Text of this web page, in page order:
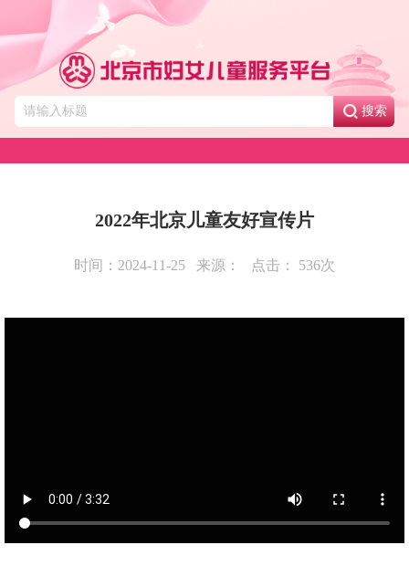
搜索
2022年北京儿童友好宣传片
时间：2024-11-25 来源： 点击： 536次